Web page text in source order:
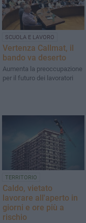
SCUOLA E LAVORO
Vertenza Callmat, il
bando va deserto
Aumenta la preoccupazione
per il futuro dei lavoratori
TERRITORIO
Caldo, vietato
lavorare all'aperto in
giorni e ore più a
rischio